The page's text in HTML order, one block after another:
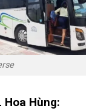
Hùng: